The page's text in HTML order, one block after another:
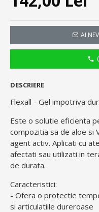
AI
DESCRIERE
Flexall - Gel impotriva
Este o solutie eficienta
compozitia sa de aloe si
agent activ. Aplicati cu
afectati sau utilizati in
de durata.
Caracteristici:
- Ofera o protectie
si articulatiile dureroase